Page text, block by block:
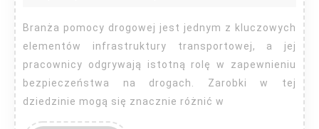
można
zarobić?
Branża pomocy drogowej jest jednym z kluczowych
elementów infrastruktury transportowej, a jej
pracownicy odgrywają istotną rolę w zapewnieniu
bezpieczeństwa na drogach. Zarobki w tej
dziedzinie mogą się znacznie różnić w